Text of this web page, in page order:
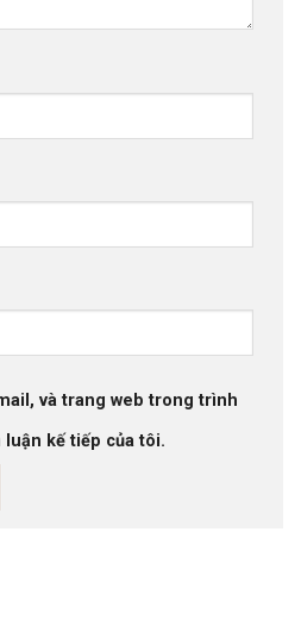
và trang web trong trình
kế tiếp của tôi.